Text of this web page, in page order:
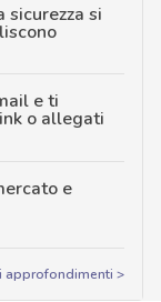
sicurezza si
e ti
o allegati
e
approfondimenti >